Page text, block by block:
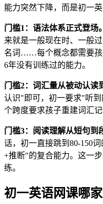
能力突然下降，而是初一
门槛1：语法体系正式登场。
来就是一般现在时、一般
名词……每个概念都需要孩
6年没有训练过的能力。
门槛2：词汇量从被动认读
认识"即可，初一要求"听
个跨度要求孩子重建词汇
门槛3：阅读理解从短句到
话，初一直接跳到80-150
+推断"的复合能力。这一
练。
初一英语网课哪